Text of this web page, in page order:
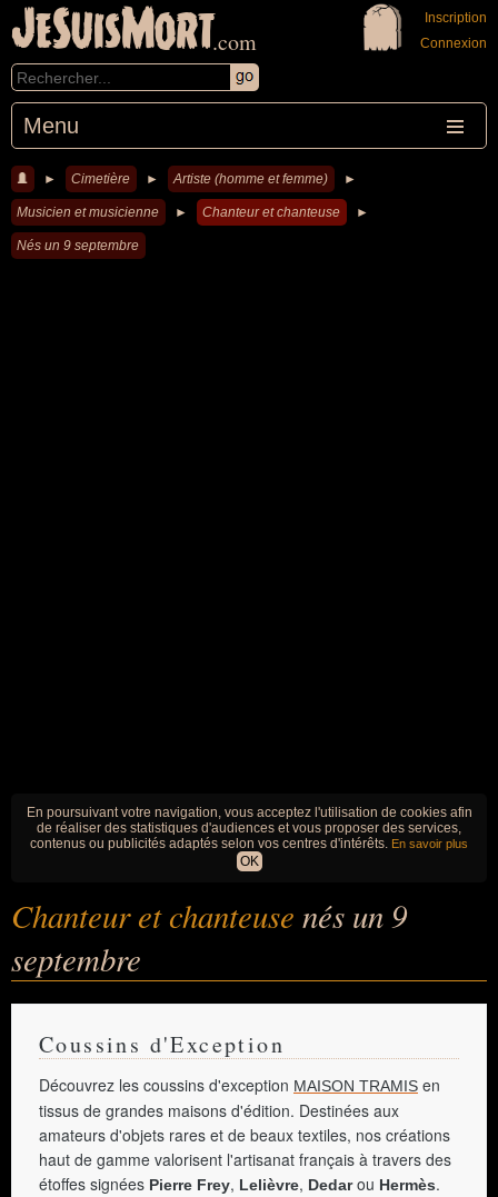
JeSuisMort.com
Menu
Inscription
Connexion
► Cimetière ► Artiste (homme et femme) ►
Musicien et musicienne ► Chanteur et chanteuse ►
Nés un 9 septembre
En poursuivant votre navigation, vous acceptez l'utilisation de cookies afin
de réaliser des statistiques d'audiences et vous proposer des services,
contenus ou publicités adaptés selon vos centres d'intérêts. En savoir plus
OK
Chanteur et chanteuse nés un 9
septembre
Coussins d'Exception
Découvrez les coussins d'exception MAISON TRAMIS en
tissus de grandes maisons d'édition. Destinées aux
amateurs d'objets rares et de beaux textiles, nos créations
haut de gamme valorisent l'artisanat français à travers des
étoffes signées Pierre Frey, Lelièvre, Dedarou Hermès.